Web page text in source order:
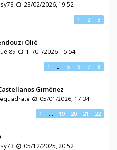
23/02/2026, 19:52
1 2 3
Olié
11/01/2026, 15:54
1 … 5 6 7 8
Giménez
05/01/2026, 17:34
1 … 19 20 21 22
05/12/2025, 20:52